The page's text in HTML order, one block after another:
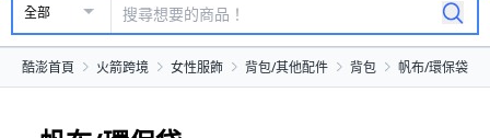
全部
酷澎首頁 火箭跨境 女性服飾 背包/其他配件 背包 帆布/環保袋